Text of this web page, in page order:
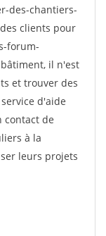
des-chantiers-
clients pour
forum-
il n'est
et trouver des
d'aide
contact de
à la
leurs projets